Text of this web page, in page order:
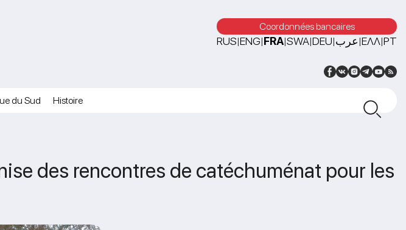
Coordonnées bancaires
RUS|ENG|FRA|SWA|DEU|عرب|ΕΛΛ|PT
du Sud Histoire
des rencontres de catéchuménat pour les